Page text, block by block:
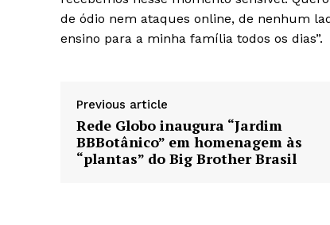
de ódio nem ataques online, de nenhum
ensino para a minha família todos os dias”.
Previous article
Rede Globo inaugura “Jardim
BBBotânico” em homenagem às
“plantas” do Big Brother Brasil